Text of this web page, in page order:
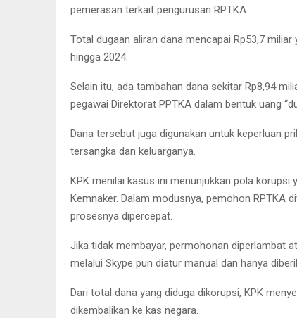
pemerasan terkait pengurusan RPTKA.
Total dugaan aliran dana mencapai Rp53,7
hingga 2024.
Selain itu, ada tambahan dana sekitar Rp8,94
pegawai Direktorat PPTKA dalam bentuk uang
Dana tersebut juga digunakan untuk keperluan
tersangka dan keluarganya.
KPK menilai kasus ini menunjukkan pola
Kemnaker. Dalam modusnya, pemohon RPTKA
prosesnya dipercepat.
Jika tidak membayar, permohonan diperlambat
melalui Skype pun diatur manual dan hanya
Dari total dana yang diduga dikorupsi, KPK
dikembalikan ke kas negara.